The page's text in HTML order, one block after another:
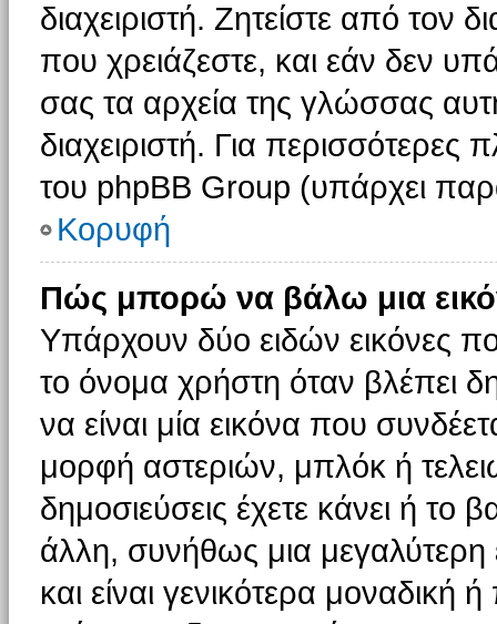
διαχειριστή. Ζητείστε από τον
που χρειάζεστε, και εάν δεν
σας τα αρχεία της γλώσσας
διαχειριστή. Για περισσότερες
του phpBB Group (υπάρχει
Κορυφή
Πώς μπορώ να βάλω μια
Υπάρχουν δύο ειδών εικόνες
το όνομα χρήστη όταν βλέπει
να είναι μία εικόνα που
μορφή αστεριών, μπλόκ ή
δημοσιεύσεις έχετε κάνει ή
άλλη, συνήθως μια
και είναι γενικότερα